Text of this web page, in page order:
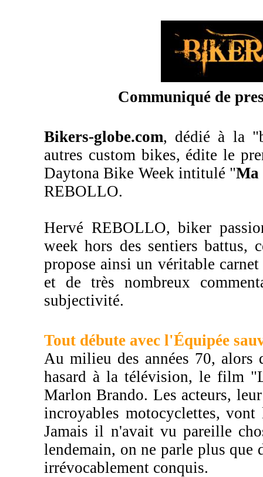
Communiqué de
Bikers-globe.com, dédié à la
autres custom bikes, édite le
Daytona Bike Week intitulé "Ma
REBOLLO.
Hervé REBOLLO, biker
week hors des sentiers battus,
propose ainsi un véritable
et de très nombreux
subjectivité.
Tout débute avec l'Équipée
Au milieu des années 70, alors
hasard à la télévision, le film
Marlon Brando. Les acteurs,
incroyables motocyclettes,
Jamais il n'avait vu pareille
lendemain, on ne parle plus que
irrévocablement conquis.